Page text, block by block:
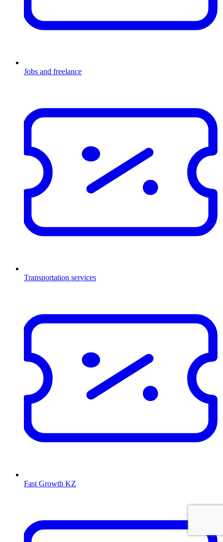
Jobs and freelance
Transportation services
Fast Growth KZ